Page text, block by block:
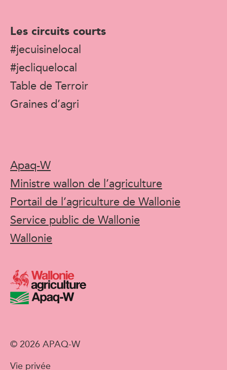
Les circuits courts
#jecuisinelocal
#jecliquelocal
Table de Terroir
Graines d’agri
Apaq-W
Ministre wallon de l’agriculture
Portail de l’agriculture de Wallonie
Service public de Wallonie
Wallonie
© 2026 APAQ-W
Vie privée